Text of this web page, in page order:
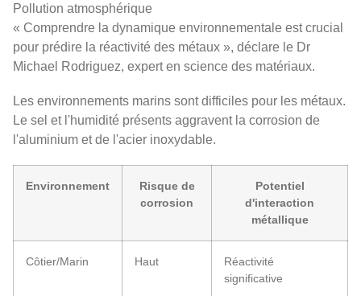
Pollution atmosphérique
« Comprendre la dynamique environnementale est crucial
pour prédire la réactivité des métaux », déclare le Dr
Michael Rodriguez, expert en science des matériaux.
Les environnements marins sont difficiles pour les métaux.
Le sel et l'humidité présents aggravent la corrosion de
l'aluminium et de l'acier inoxydable.
Environnement
Risque de
corrosion
Potentiel
d'interaction
métallique
Côtier/Marin Haut
Réactivité
significative